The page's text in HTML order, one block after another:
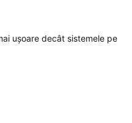
ușoare decât sistemele pe